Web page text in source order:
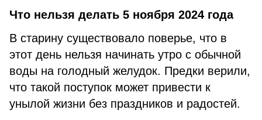
Что нельзя делать 5 ноября 2024 года
В старину существовало поверье, что в
этот день нельзя начинать утро с обычной
воды на голодный желудок. Предки верили,
что такой поступок может привести к
унылой жизни без праздников и радостей.